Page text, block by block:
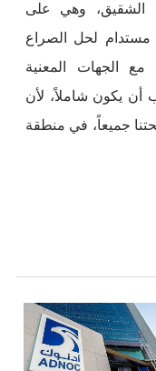
الشقيق، وهي على
مستدام لحل الصراع
الجهات المعنية
أن يكون شاملاً، لأن
جميعاً، في منطقة